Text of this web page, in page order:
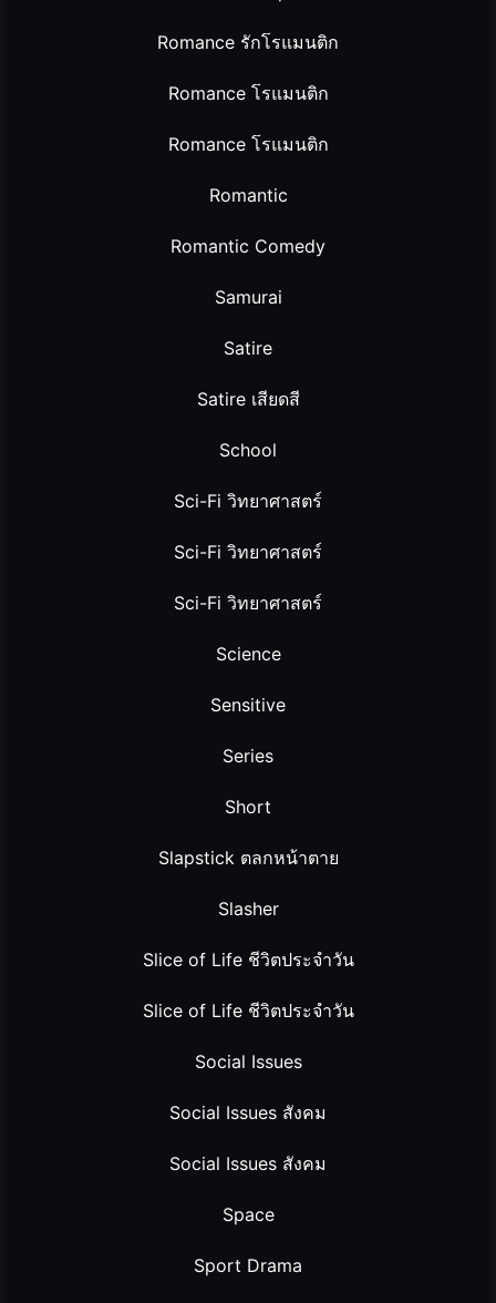
Romance รักโรแมนติก
Romance โรแมนติก
Romance โรแมนติก
Romantic
Romantic Comedy
Samurai
Satire
Satire เสียดสี
School
Sci-Fi วิทยาศาสตร์
Sci-Fi วิทยาศาสตร์
Sci-Fi วิทยาศาสตร์
Science
Sensitive
Series
Short
Slapstick ตลกหน้าตาย
Slasher
Slice of Life ชีวิตประจำวัน
Slice of Life ชีวิตประจำวัน
Social Issues
Social Issues สังคม
Social Issues สังคม
Space
Sport Drama